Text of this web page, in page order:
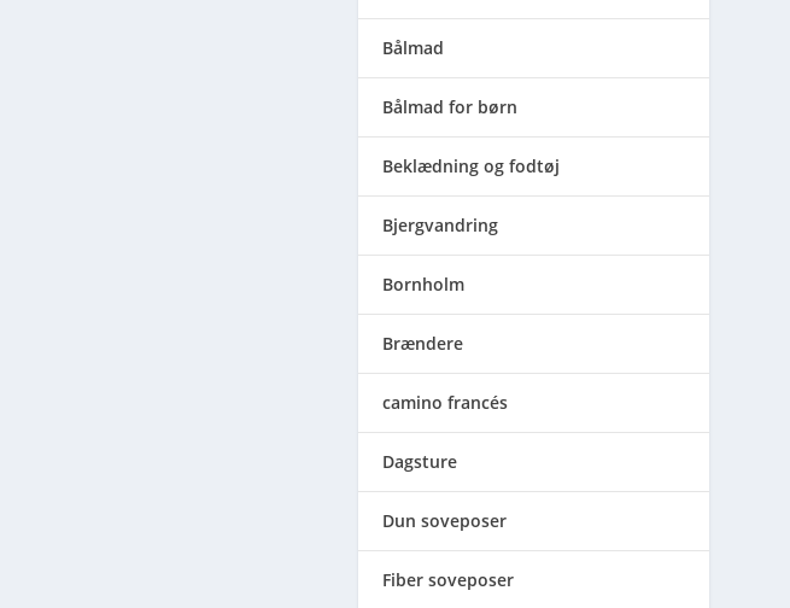
Bålmad
Bålmad for børn
Beklædning og fodtøj
Bjergvandring
Bornholm
Brændere
camino francés
Dagsture
Dun soveposer
Fiber soveposer